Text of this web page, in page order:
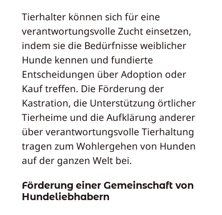
Tierhalter können sich für eine
verantwortungsvolle Zucht einsetzen,
indem sie die Bedürfnisse weiblicher
Hunde kennen und fundierte
Entscheidungen über Adoption oder
Kauf treffen. Die Förderung der
Kastration, die Unterstützung örtlicher
Tierheime und die Aufklärung anderer
über verantwortungsvolle Tierhaltung
tragen zum Wohlergehen von Hunden
auf der ganzen Welt bei.
Förderung einer Gemeinschaft von
Hundeliebhabern